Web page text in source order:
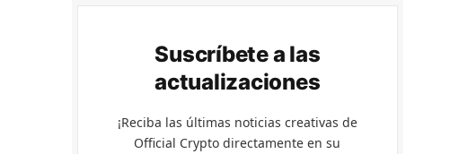
Suscríbete a las
actualizaciones
¡Reciba las últimas noticias creativas de
Official Crypto directamente en su